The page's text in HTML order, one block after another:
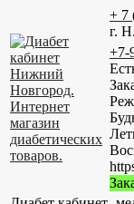
+ 7
г.
+7-